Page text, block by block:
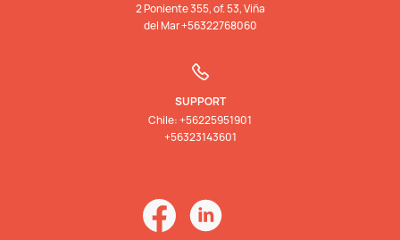
2 Poniente 355, of. 53, Viña
del Mar +56322768060
SUPPORT
Chile: +56225951901
+56323143601